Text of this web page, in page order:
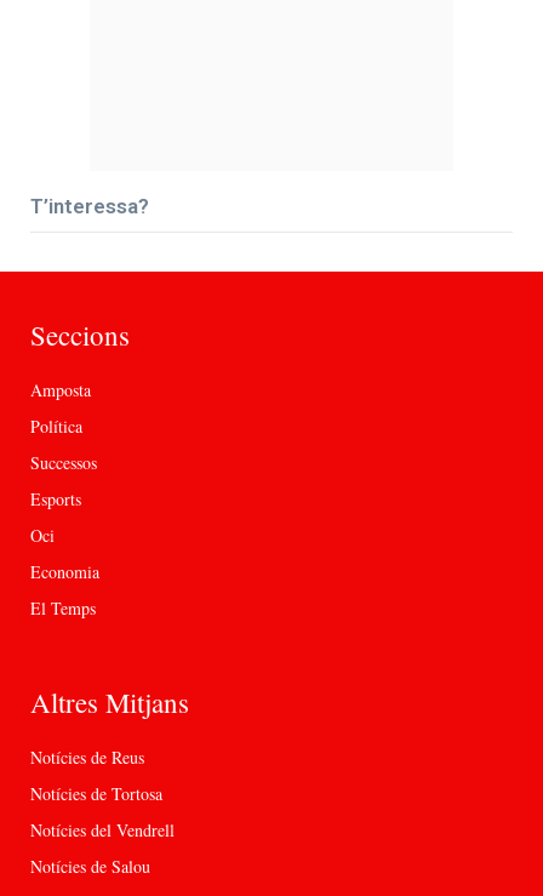
T’interessa?
Seccions
Amposta
Política
Successos
Esports
Oci
Economia
El Temps
Altres Mitjans
Notícies de Reus
Notícies de Tortosa
Notícies del Vendrell
Notícies de Salou